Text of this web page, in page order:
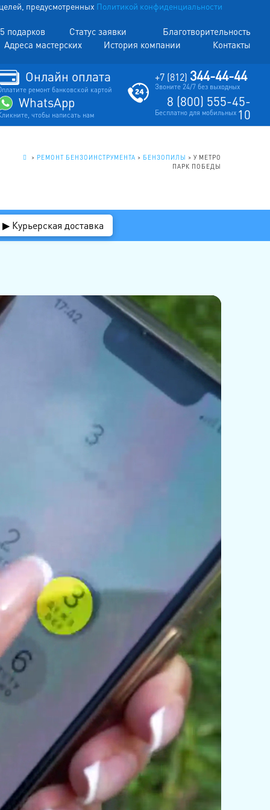
предусмотренных Политикой конфиденциальности
подарков Статус заявки
Благотворительность
Адреса мастерских
История компании Контакты
Онлайн оплата
ремонт банковской картой
WhatsApp
чтобы написать нам
+7 (812) 344-44-44
Звоните 24/7 без выходных
8 (800) 555-45-
10
Бесплатно для мобильных
> РЕМОНТ БЕНЗОИНСТРУМЕНТА > БЕНЗОПИЛЫ > У МЕТРО
ПАРК ПОБЕДЫ
▶ Курьерская доставка